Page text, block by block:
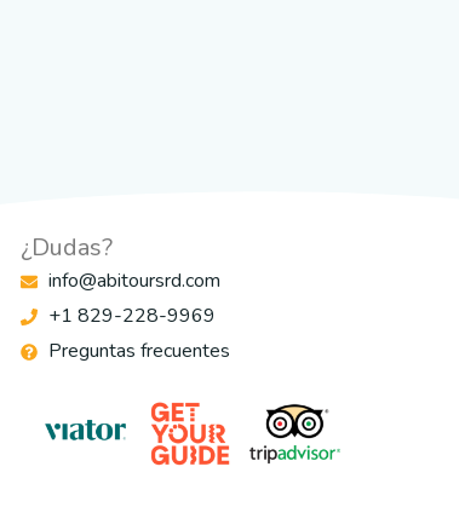
¿Dudas?
info@abitoursrd.com
+1 829-228-9969
Preguntas frecuentes